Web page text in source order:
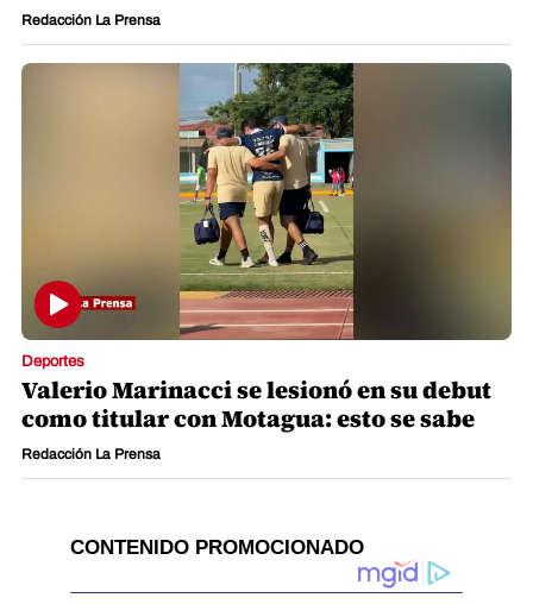
Redacción La Prensa
Deportes
Valerio Marinacci se lesionó en su debut
como titular con Motagua: esto se sabe
Redacción La Prensa